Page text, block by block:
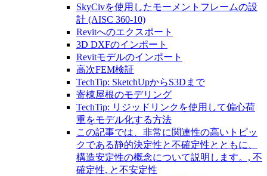
SkyCivを使用したモーメントフレームの設
計 (AISC 360-10)
Revitへのエクスポート
3D DXFのインポート
Revitモデルのインポート
高次FEM検証
TechTip: SketchUpからS3Dまで
寄棟屋根のモデリング
TechTip: リジッドリンクを使用して偏心荷
重をモデル化する方法
この記事では、非常に関連性の高いトピッ
クである静的決定性と不確定性とともに、
構造安定性の概念について説明します。, 不
確定性, と不安定性